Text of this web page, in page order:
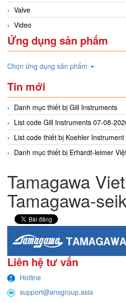
Valve
Video
Ứng dụng sản phẩm
Chọn ứng dụng sản phẩm
Tin mới
Danh mục thiết bị Gill Instruments
List code Gill Instruments 07-08-
List code thiết bị Koehler Instrument
Danh mục thiết bị Erhardt-leimer
Tamagawa
Tamagawa-
Liên hệ tư vấn
Hotline
support@ansgroup.asia